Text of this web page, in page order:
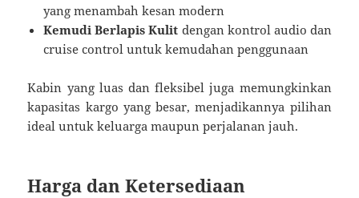
yang menambah kesan modern
Kemudi Berlapis Kulit dengan kontrol audio dan
cruise control untuk kemudahan penggunaan
Kabin yang luas dan fleksibel juga memungkinkan
kapasitas kargo yang besar, menjadikannya pilihan
ideal untuk keluarga maupun perjalanan jauh.
Harga dan Ketersediaan